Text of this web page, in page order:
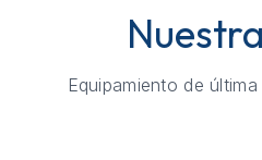
Equipamiento de